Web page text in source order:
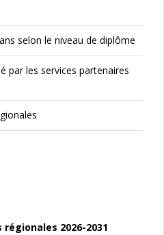
selon le niveau de diplôme
par les services partenaires
2026-2031